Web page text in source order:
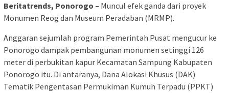
Beritatrends, Ponorogo – Muncul efek ganda dari proyek
Monumen Reog dan Museum Peradaban (MRMP).
Anggaran sejumlah program Pemerintah Pusat mengucur ke
Ponorogo dampak pembangunan monumen setinggi 126
meter di perbukitan kapur Kecamatan Sampung Kabupaten
Ponorogo itu. Di antaranya, Dana Alokasi Khusus (DAK)
Tematik Pengentasan Permukiman Kumuh Terpadu (PPKT)